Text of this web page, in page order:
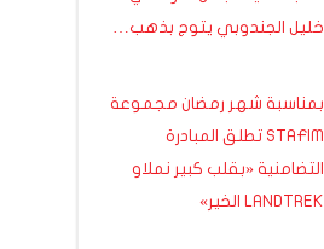
خليل الجندوبي يتوج بذهب…
بمناسبة شهر رمضان مجموعة
STAFIM تطلق المبادرة
التضامنية «بقلب كبير نملاو
LANDTREK الخير»